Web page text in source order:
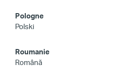
Pologne
Polski
Roumanie
Română